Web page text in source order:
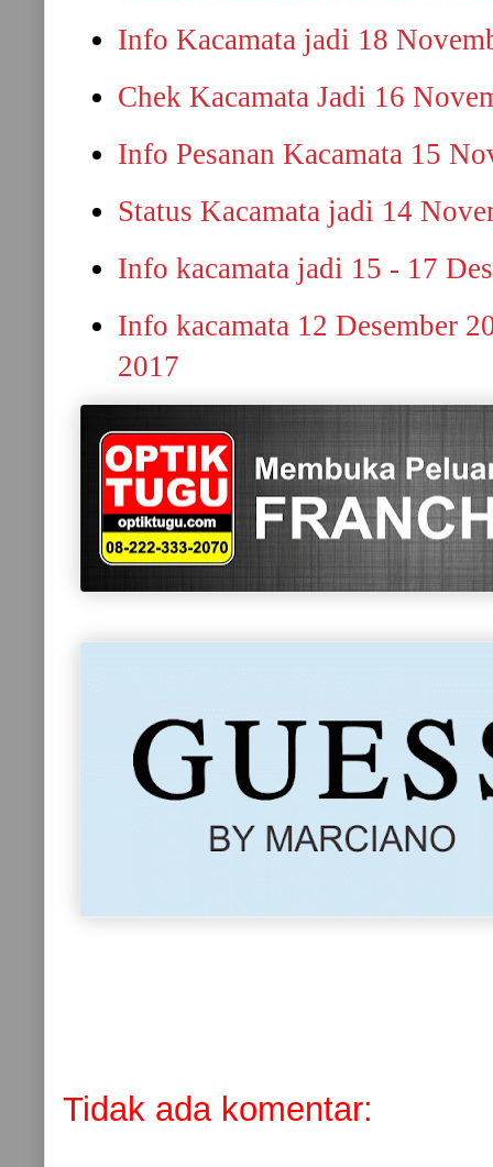
Info Kacamata jadi 18
Chek Kacamata Jadi 16
Info Pesanan Kacamata 15
Status Kacamata jadi 14
Info kacamata jadi 15 - 17
Info kacamata 12 Desember
2017
Tidak ada komentar: